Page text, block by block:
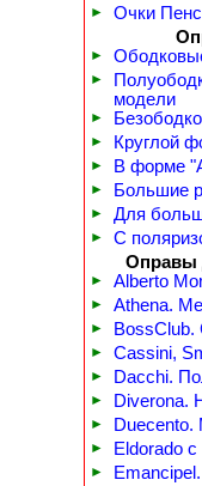
►
Очки
►
►
модели
►
► Круглой
► В форме
► Большие
► Для
►
С
Оправы
► Alberto
► Athena.
► BossClub.
► Cassini,
► Dacchi.
► Diverona.
► Duecento.
► Eldorado
►